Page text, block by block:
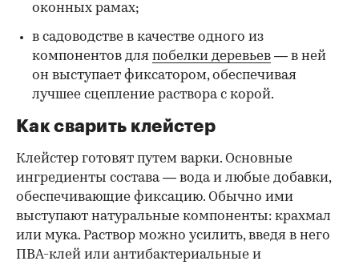
оконных рамах;
в садоводстве в качестве одного из
компонентов для побелки деревьев — в ней
он выступает фиксатором, обеспечивая
лучшее сцепление раствора с корой.
Как сварить клейстер
Клейстер готовят путем варки. Основные
ингредиенты состава — вода и любые добавки,
обеспечивающие фиксацию. Обычно ими
выступают натуральные компоненты: крахмал
или мука. Раствор можно усилить, введя в него
ПВА-клей или антибактериальные и